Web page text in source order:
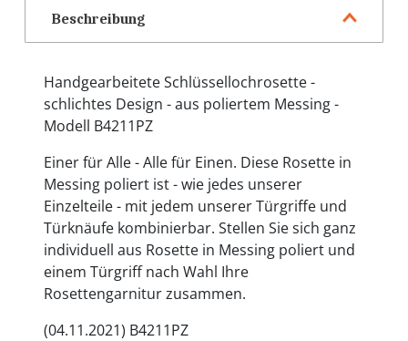
Beschreibung
Handgearbeitete Schlüssellochrosette -
schlichtes Design - aus poliertem Messing -
Modell B4211PZ
Einer für Alle - Alle für Einen. Diese Rosette in
Messing poliert ist - wie jedes unserer
Einzelteile - mit jedem unserer Türgriffe und
Türknäufe kombinierbar. Stellen Sie sich ganz
individuell aus Rosette in Messing poliert und
einem Türgriff nach Wahl Ihre
Rosettengarnitur zusammen.
(04.11.2021) B4211PZ